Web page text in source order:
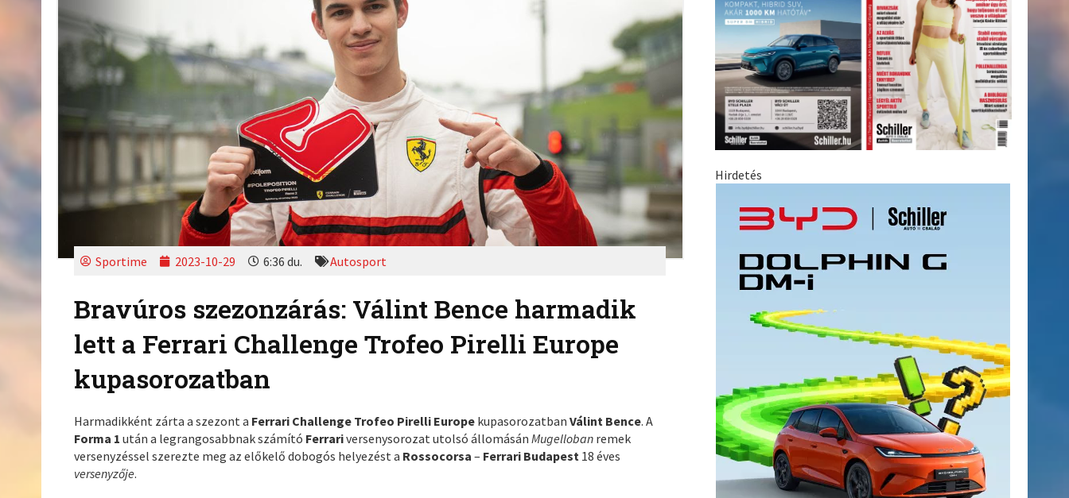
Sportime 2023-10-29 6:36 du. Autosport
Bravúros szezonzárás: Válint Bence harmadik
lett a Ferrari Challenge Trofeo Pirelli Europe
kupasorozatban
Harmadikként zárta a szezont a Ferrari Challenge Trofeo Pirelli Europe kupasorozatbanVálint Bence. A
Forma 1után a legrangosabbnak számító Ferrariversenysorozat utolsó állomásánMugelloban remek
versenyzéssel szerezte meg az előkelő dobogós helyezést a Rossocorsa– Ferrari Budapest 18 éves
versenyzője.
Hirdetés